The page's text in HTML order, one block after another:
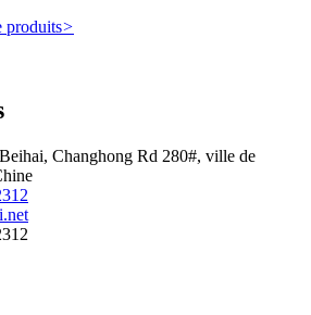
produits>
Changhong Rd 280#, ville de